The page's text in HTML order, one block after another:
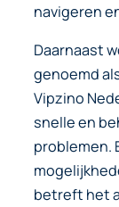
navigeren
Daarnaast
genoemd
Vipzino
snelle en
problemen.
betreft het